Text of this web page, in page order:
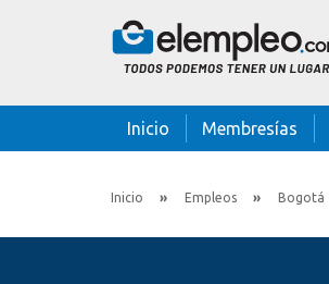
Inicio Membresías
Inicio Empleos Bogotá